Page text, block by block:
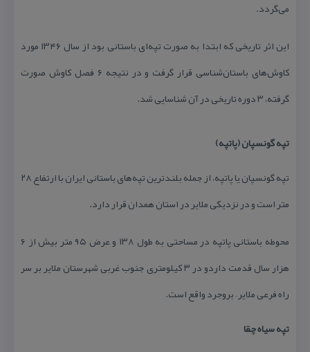
می‌گردد.
این اثر تاریخی كه ابتدا به صورت تپه‌ای باستانی بود از سال ۱۳۴۶ مورد
كاوش‌های باستان‌شناسی قرار گرفت و در نتیجه ۶ فصل كاوش صورت
گرفته، ۳ دوره تاریخی در آن شناسایی شد.
تپه گونسپان (پاتپه)
تپه گونسپان یا پاتپه، از جمله بلندترین تپه‌های باستانی ایران با ارتفاع ۲۸
متر است و در نزدیكی ملایر در استان همدان قرار دارد.
محوطه باستانی پاتپه در مساحتی به طول ۱۳۸ و عرض ۹۵ متر بیش از ۶
هزار سال قدمت داردو در ۳ كیلومتری جنوب غربی شهرستان ملایر بر سر
راه فرعی ملایر – بروجرد واقع است.
تپه سیاه چقا